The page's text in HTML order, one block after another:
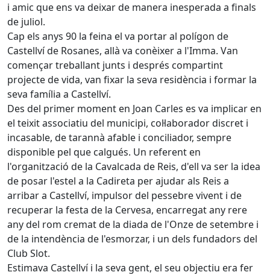
i amic que ens va deixar de manera inesperada a finals
de juliol.
Cap els anys 90 la feina el va portar al polígon de
Castellví de Rosanes, allà va conèixer a l'Imma. Van
començar treballant junts i després compartint
projecte de vida, van fixar la seva residència i formar la
seva família a Castellví.
Des del primer moment en Joan Carles es va implicar en
el teixit associatiu del municipi, col·laborador discret i
incasable, de tarannà afable i conciliador, sempre
disponible pel que calgués. Un referent en
l'organització de la Cavalcada de Reis, d'ell va ser la idea
de posar l'estel a la Cadireta per ajudar als Reis a
arribar a Castellví, impulsor del pessebre vivent i de
recuperar la festa de la Cervesa, encarregat any rere
any del rom cremat de la diada de l'Onze de setembre i
de la intendència de l'esmorzar, i un dels fundadors del
Club Slot.
Estimava Castellví i la seva gent, el seu objectiu era fer